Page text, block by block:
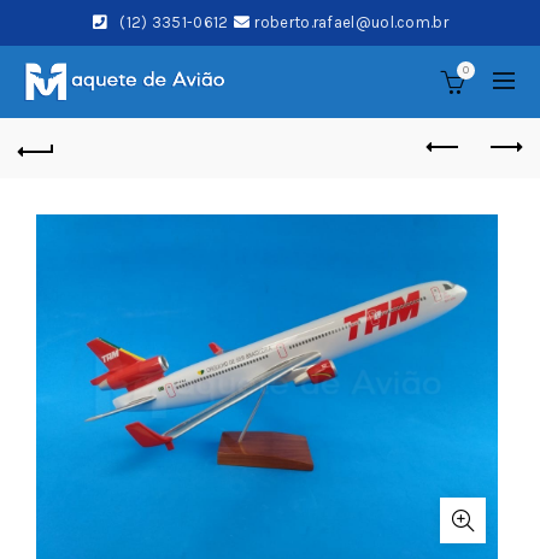
(12) 3351-0612 roberto.rafael@uol.com.br
0